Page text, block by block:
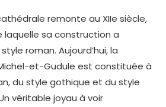
remonte au XIIe siècle,
laquelle sa construction a
roman. Aujourd’hui, la
et-Gudule est constituée à
du style gothique et du style
véritable joyau à voir